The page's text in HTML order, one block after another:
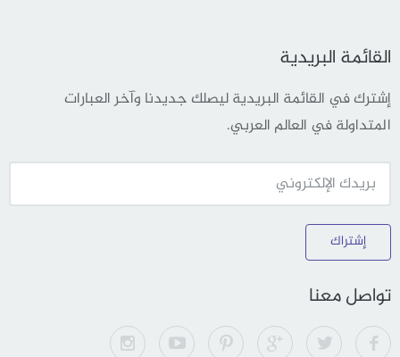
القائمة البريدية
إشترك في القائمة البريدية ليصلك جديدنا وآخر العبارات
المتداولة في العالم العربي.
إشتراك
تواصل معنا